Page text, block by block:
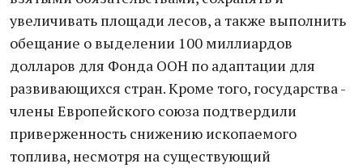
увеличивать площади лесов, а также выполнить
обещание о выделении 100 миллиардов
долларов для Фонда ООН по адаптации для
развивающихся стран. Кроме того, государства -
члены Европейского союза подтвердили
приверженность снижению ископаемого
топлива, несмотря на существующий